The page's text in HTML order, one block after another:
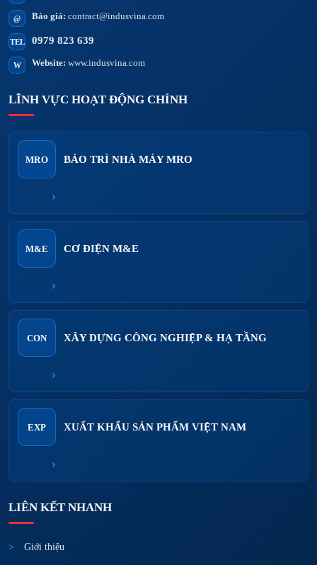
@ Báo giá: contract@indusvina.com
TEL 0979 823 639
W Website: www.indusvina.com
LĨNH VỰC HOẠT ĐỘNG CHÍNH
MRO BẢO TRÌ NHÀ MÁY MRO
›
M&E CƠ ĐIỆN M&E
›
CON XÂY DỰNG CÔNG NGHIỆP & HẠ TẦNG
›
EXP XUẤT KHẨU SẢN PHẨM VIỆT NAM
›
LIÊN KẾT NHANH
Giới thiệu